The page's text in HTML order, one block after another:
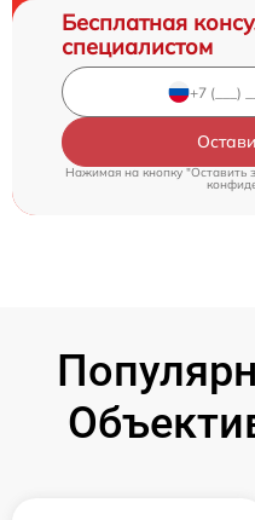
Бесплатная
специалистом
Нажимая на кнопку "Оставить